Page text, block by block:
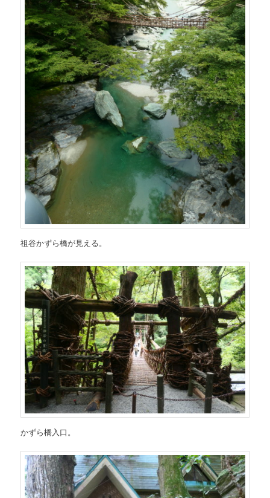
祖谷かずら橋が見える。
かずら橋入口。